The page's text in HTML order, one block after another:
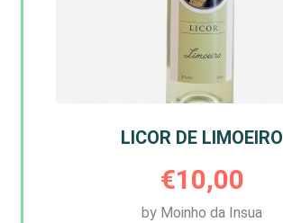
LICOR DE LIMOEIRO
€10,00
by Moinho da Insua